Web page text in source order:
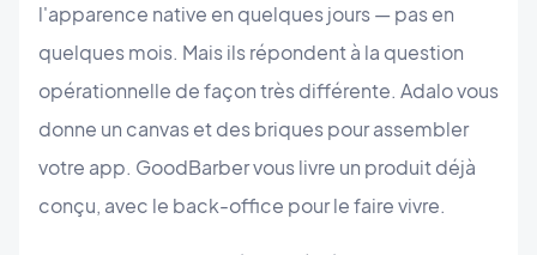
l'apparence native en quelques jours — pas en
quelques mois. Mais ils répondent à la question
opérationnelle de façon très différente. Adalo vous
donne un canvas et des briques pour assembler
votre app. GoodBarber vous livre un produit déjà
conçu, avec le back-office pour le faire vivre.